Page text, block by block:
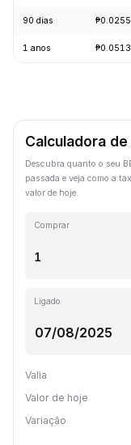
90 dias
1 anos
Calculadora
Descubra quanto o seu
passada e veja como a
valor de hoje.
Comprar
Ligado
Valia
Valor de hoje
Variação